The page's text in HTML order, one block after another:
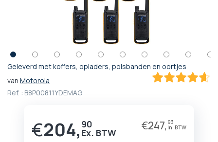
Geleverd met koffers, opladers, polsbanden en oortjes
van Motorola
Ref. : B8P00811YDEMAG
€204, 90 €247, 93
Ga
naar
het
afbeeldingen-